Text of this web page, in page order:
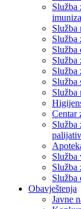
Služba
Služba
Služba
Služba
Služba
Služba
Služba
Služba
Centar
Služba
Služba
Služba
Služba
Obavještenja
Javne